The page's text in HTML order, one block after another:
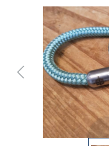
Bildergalerie überspringen